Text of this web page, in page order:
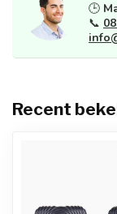
🕒
📞
Recent